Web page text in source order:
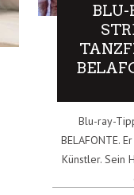
BLU-
Blu-ray-
BELAFONTE.
Künstler. Sein